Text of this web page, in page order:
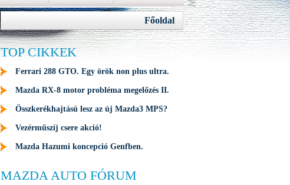
Főoldal
TOP CIKKEK
Ferrari 288 GTO. Egy örök non plus ultra.
Mazda RX-8 motor probléma megelőzés II.
Összkerékhajtású lesz az új Mazda3 MPS?
Vezérműszíj csere akció!
Mazda Hazumi koncepció Genfben.
MAZDA AUTO FÓRUM